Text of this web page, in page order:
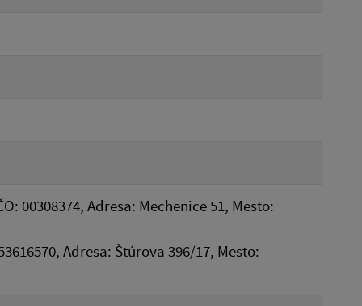
00308374, Adresa: Mechenice 51, Mesto:
Adresa: Štúrova 396/17, Mesto: